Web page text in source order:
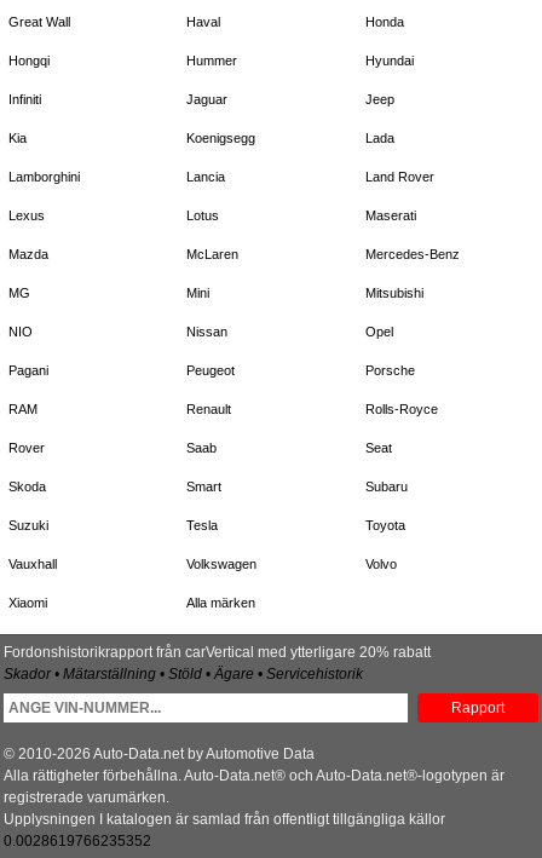
Great Wall Haval Honda
Hongqi Hummer Hyundai
Infiniti Jaguar Jeep
Kia Koenigsegg Lada
Lamborghini Lancia Land Rover
Lexus Lotus Maserati
Mazda McLaren Mercedes-Benz
MG Mini Mitsubishi
NIO Nissan Opel
Pagani Peugeot Porsche
RAM Renault Rolls-Royce
Rover Saab Seat
Skoda Smart Subaru
Suzuki Tesla Toyota
Vauxhall Volkswagen Volvo
Xiaomi Alla märken
Fordonshistorikrapport från carVertical med ytterligare 20% rabatt
Skador • Mätarställning • Stöld • Ägare • Servicehistorik
Rapport
© 2010-2026 Auto-Data.net by Automotive Data
Alla rättigheter förbehållna. Auto-Data.net® och Auto-Data.net®-logotypen är
registrerade varumärken.
Upplysningen I katalogen är samlad från offentligt tillgängliga källor
0.0028619766235352